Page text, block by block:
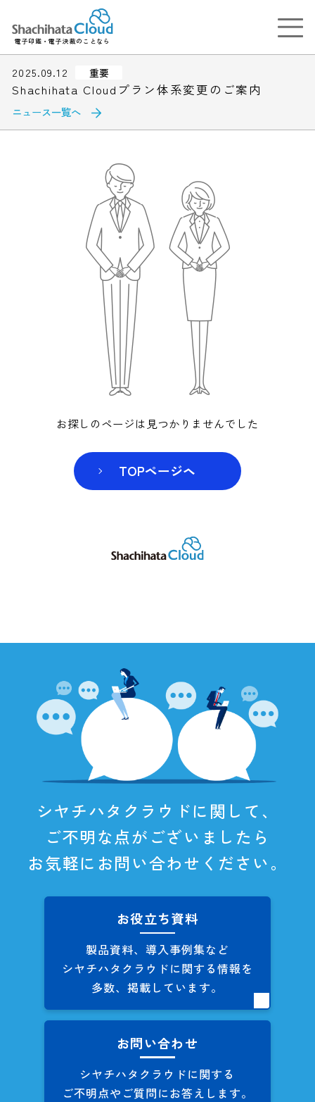
電子印鑑・電子決裁のことなら
2025.09.12 重要
Shachihata Cloudプラン体系変更のご案内
ニュース一覧へ
お探しのページは見つかりませんでした
TOPページヘ
シヤチハタクラウドに関して、
ご不明な点がございましたら
お気軽にお問い合わせください。
お役立ち資料
製品資料、導入事例集など
シヤチハタクラウドに関する情報を
多数、掲載しています。
お問い合わせ
シヤチハタクラウドに関する
ご不明点やご質問にお答えします。